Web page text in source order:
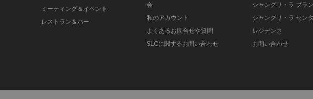
ミーティング＆イベント
レストラン＆バー
会
私のアカウント
よくあるお問合せや質問
SLCに関するお問い合わせ
シャングリ・ラ ブラ
シャングリ・ラ セン
レジデンス
お問い合わせ